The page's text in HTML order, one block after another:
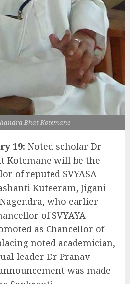
Bhat Kotemane
19: Noted scholar Dr
Kotemane will be the
of reputed SVYASA
Kuteeram, Jigani
who earlier
of SVYAYA
as Chancellor of
noted academician,
leader Dr Pranav
was made